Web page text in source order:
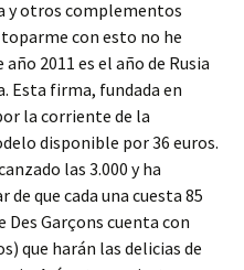
y otros complementos
con esto no he
2011 es el año de Rusia
Esta firma, fundada en
la corriente de la
disponible por 36 euros.
las 3.000 y ha
que cada una cuesta 85
Des Garçons cuenta con
que harán las delicias de